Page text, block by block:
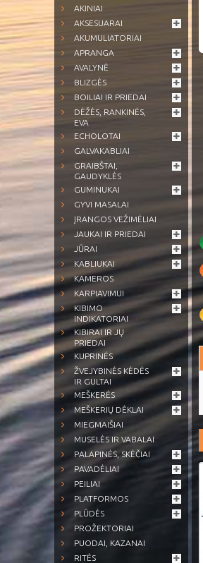
AKINIAI
AKSESUARAI
AKUMULIATORIAI
APRANGA
AVALYNĖ
BLIZGĖS
BOILIAI IR PRIEDAI
DĖŽĖS, RANKINĖS,
EVA
ECHOLOTAI
GALVAKABLIAI
GRAIBŠTAI,
GAUDYKLĖS
GUMINUKAI
GYVI MASALAI
ĮRANGOS VEŽIMĖLIAI
JAUKAI IR PRIEDAI
JŪRAI
KABLIUKAI
KAMEROS
KARPIAVIMUI
KIBIMO
INDIKATORIAI
KIBIRAI IR JŲ
PRIEDAI
KUPRINĖS
ŽVEJYBINĖS KĖDĖS
IR GULTAI
MEŠKERĖS
MEŠKERIŲ DĖKLAI
MIEGMAIŠIAI
MUSELĖS IR VABALAI
PALAPINĖS, SKĖČIAI
PAVADĖLIAI
PEILIAI
PLATFORMOS
PLŪDĖS
PROŽEKTORIAI
PUODAI, KAZANAI
RITĖS